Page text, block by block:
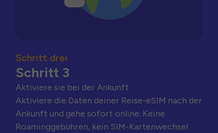
Schritt drei
Schritt 3
Aktiviere sie bei der Ankunft
Aktiviere die Daten deiner Reise-eSIM nach der
Ankunft und gehe sofort online. Keine
Roaminggebühren, kein SIM-Kartenwechsel